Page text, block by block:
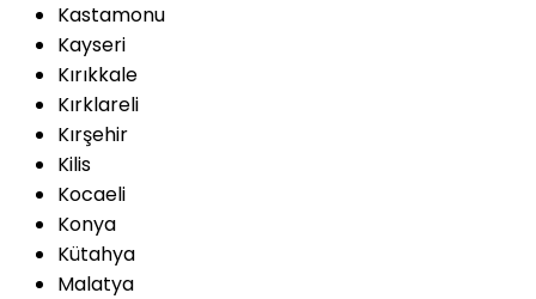
Kastamonu
Kayseri
Kırıkkale
Kırklareli
Kırşehir
Kilis
Kocaeli
Konya
Kütahya
Malatya